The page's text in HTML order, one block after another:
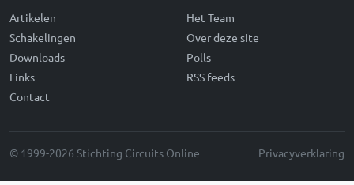
Artikelen
Schakelingen
Downloads
Links
Contact
Het Team
Over deze site
Polls
RSS feeds
© 1999-2026 Stichting Circuits Online Privacyverklaring